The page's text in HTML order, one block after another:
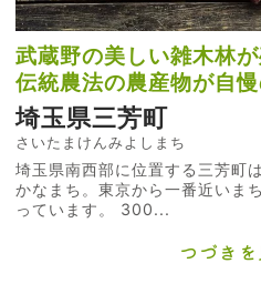
武蔵野の美しい雑木林
伝統農法の農産物が自
埼玉県三芳町
さいたまけんみよしまち
埼玉県南西部に位置する三芳町
かなまち。東京から一番近いま
っています。 300...
つづきを